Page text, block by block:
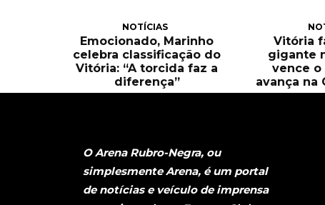
NOTÍCIAS
Emocionado, Marinho
celebra classificação do
Vitória: “A torcida faz a
diferença”
Vitória
gigante
vence
avança na
O Arena Rubro-Negra, ou
simplesmente Arena, é um portal
de notícias e veículo de imprensa